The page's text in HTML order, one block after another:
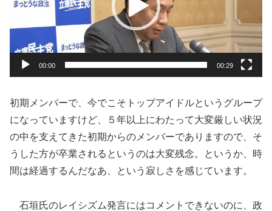
ー
ヤ
00:00 00:29
初期メンバーで、今でこそトップアイドルというグループ
になっていますけど、５年以上にわたって大変厳しい状況
の中を支えてきた初期からのメンバーでありますので、そ
うした方が卒業されるというのは大変残念。というか、時
間は経過するんだなあ、という寂しさを感じています。
石垣氏のレイシズム発言にはコメントできないのに、政